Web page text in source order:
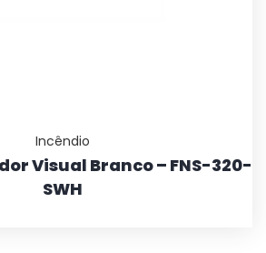
Incêndio
Visual Branco – FNS-320-
SWH